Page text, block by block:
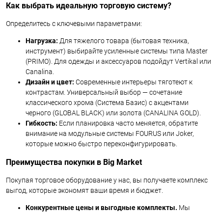
Как выбрать идеальную торговую систему?
Определитесь с ключевыми параметрами:
Нагрузка: Для тяжелого товара (бытовая техника,
инструмент) выбирайте усиленные системы типа Master
(PRIMO). Для одежды и аксессуаров подойдут Vertikal или
Canalina.
Дизайн и цвет: Современные интерьеры тяготеют к
контрастам. Универсальный выбор — сочетание
классического хрома (Система Базис) с акцентами
черного (GLOBAL BLACK) или золота (CANALINA GOLD).
Гибкость: Если планировка часто меняется, обратите
внимание на модульные системы FOURUS или Joker,
которые можно быстро переконфигурировать.
Преимущества покупки в Big Market
Покупая торговое оборудование у нас, вы получаете комплекс
выгод, которые экономят ваши время и бюджет.
Конкурентные цены и выгодные комплекты. Мы